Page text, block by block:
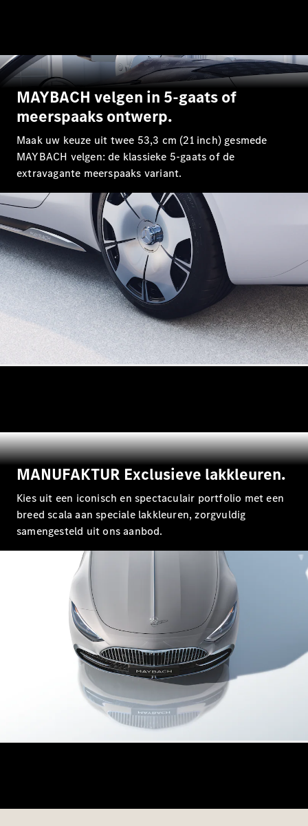
Configurator
Mercedes-
Benz Store
Hatchback
Alle
Hatchbacks
A-Klasse
Hatchback
B-Klasse
Configurator
Mercedes-
Benz Store
Coupé
Alle Coupés
CLE Coupé
Mercedes-
AMG GT
Coupé
Mercedes-
AMG GT
4-Deurs
Configurator
Mercedes-
Benz Store
MAYBACH velgen in 5-gaats of
meerspaaks ontwerp.
Maak uw keuze uit twee 53,3 cm (21 inch) gesmede
MAYBACH velgen: de klassieke 5-gaats of de
extravagante meerspaaks variant.
MANUFAKTUR Exclusieve lakkleuren.
Kies uit een iconisch en spectaculair portfolio met een
breed scala aan speciale lakkleuren, zorgvuldig
samengesteld uit ons aanbod.